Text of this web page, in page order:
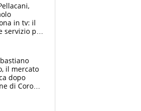
in tv: il
servizio per
il mercato
dopo
di Corona